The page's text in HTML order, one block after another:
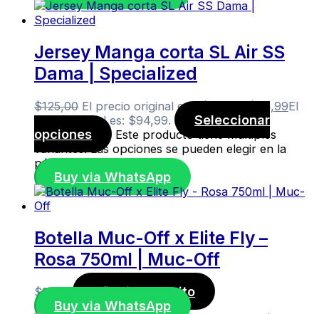
Jersey Manga corta SL Air SS
Dama | Specialized
$125,00 El precio original era: $125,00.$94,99El
precio actual es: $94,99.
Seleccionar
opciones
Este producto tiene múltiples
variantes. Las opciones se pueden elegir en la
página de producto
Buy via WhatsApp
Botella Muc-Off x Elite Fly –
Rosa 750ml | Muc-Off
$11,30
Añadir al carrito
Buy via WhatsApp